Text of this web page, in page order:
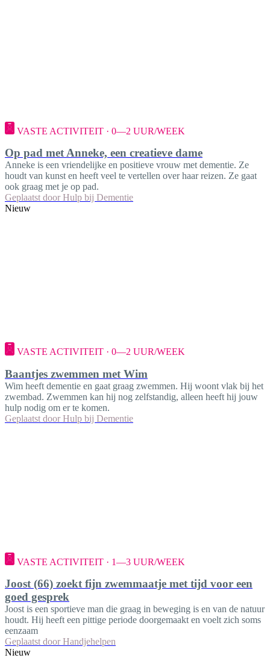
VASTE ACTIVITEIT · 0—2 UUR/WEEK
Op pad met Anneke, een creatieve dame
Anneke is een vriendelijke en positieve vrouw met dementie. Ze
houdt van kunst en heeft veel te vertellen over haar reizen. Ze gaat
ook graag met je op pad.
Geplaatst door Hulp bij Dementie
Nieuw
VASTE ACTIVITEIT · 0—2 UUR/WEEK
Baantjes zwemmen met Wim
Wim heeft dementie en gaat graag zwemmen. Hij woont vlak bij het
zwembad. Zwemmen kan hij nog zelfstandig, alleen heeft hij jouw
hulp nodig om er te komen.
Geplaatst door Hulp bij Dementie
VASTE ACTIVITEIT · 1—3 UUR/WEEK
Joost (66) zoekt fijn zwemmaatje met tijd voor een
goed gesprek
Joost is een sportieve man die graag in beweging is en van de natuur
houdt. Hij heeft een pittige periode doorgemaakt en voelt zich soms
eenzaam
Geplaatst door Handjehelpen
Nieuw